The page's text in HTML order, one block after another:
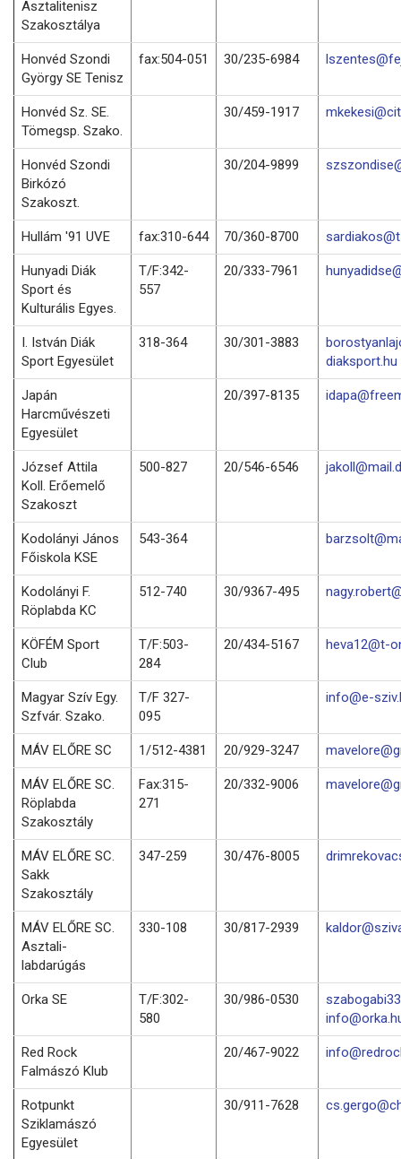
Asztalitenisz
Szakosztálya
Honvéd Szondi
György SE Tenisz
fax:504-051 30/235-6984
Honvéd Sz. SE.
Tömegsp. Szako.
30/459-1917
Honvéd Szondi
Birkózó
Szakoszt.
30/204-9899
Hullám '91 UVE fax:310-644 70/360-8700
Hunyadi Diák
Sport és
Kulturális Egyes.
T/F:342-
557
20/333-7961
I. István Diák
Sport Egyesület
318-364 30/301-3883
diaksport.hu
Japán
Harcművészeti
Egyesület
20/397-8135
József Attila
Koll. Erőemelő
Szakoszt
500-827 20/546-6546
Kodolányi János
Főiskola KSE
543-364
Kodolányi F.
Röplabda KC
512-740 30/9367-495
KÖFÉM Sport
Club
T/F:503-
284
20/434-5167 heva12@t-
Magyar Szív Egy.
Szfvár. Szako.
T/F 327-
095
info@e-
MÁV ELŐRE SC 1/512-4381 20/929-3247
MÁV ELŐRE SC.
Röplabda
Szakosztály
Fax:315-
271
20/332-9006
MÁV ELŐRE SC.
Sakk
Szakosztály
347-259 30/476-8005
MÁV ELŐRE SC.
Asztali-
labdarúgás
330-108 30/817-2939
Orka SE
T/F:302-
580
30/986-0530
Red Rock
Falmászó Klub
20/467-9022
Rotpunkt
Sziklamászó
Egyesület
30/911-7628